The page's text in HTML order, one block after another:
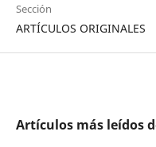
Sección
ARTÍCULOS ORIGINALES
Artículos más leídos